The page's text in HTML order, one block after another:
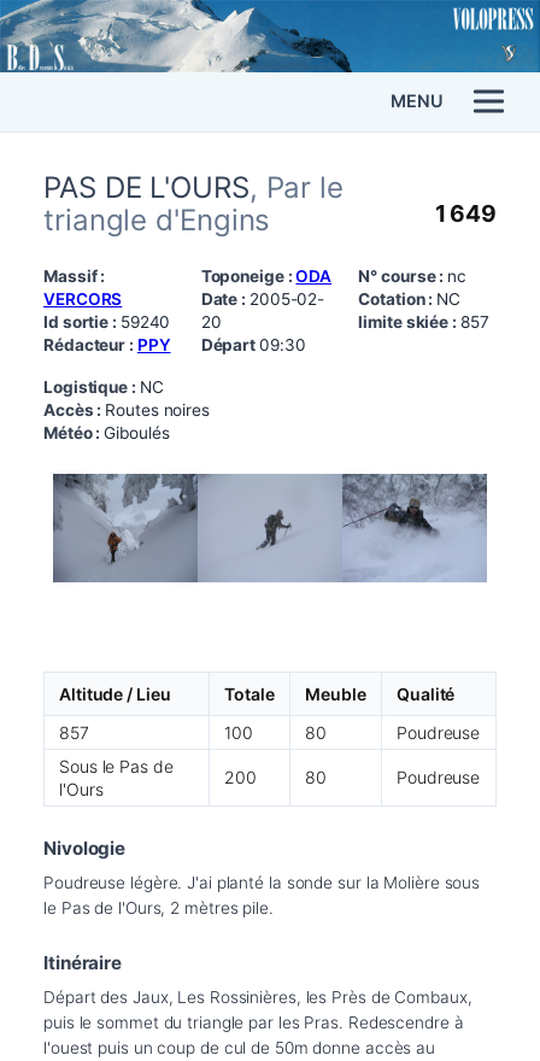
MENU
PAS DE L'OURS, Par le
triangle d'Engins
1 649
Massif :
VERCORS
Id sortie : 59240
Rédacteur : PPY
Toponeige :ODA
Date : 2005-02-
20
Départ09:30
N° course : nc
Cotation : NC
limite skiée : 857
Logistique : NC
Accès : Routes noires
Météo :Giboulés
Altitude / Lieu Totale Meuble
Qualité
857
100 80
Poudreuse
Sous le Pas de
l'Ours
200 80 Poudreuse
Nivologie
Poudreuse légère. J'ai planté la sonde sur la Molière sous
le Pas de l'Ours, 2 mètres pile.
Itinéraire
Départ des Jaux, Les Rossinières, les Près de Combaux,
puis le sommet du triangle par les Pras. Redescendre à
l'ouest puis un coup de cul de 50m donne accès au